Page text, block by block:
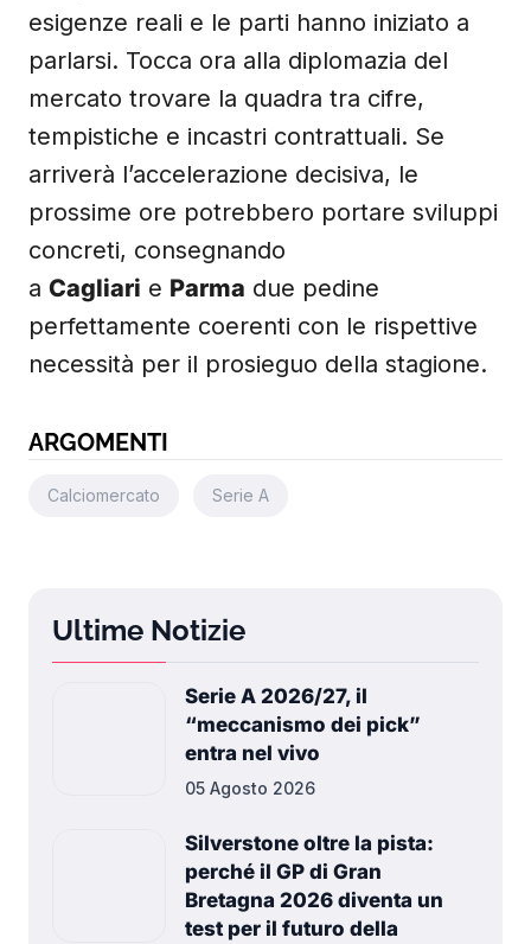
esigenze reali e le parti hanno iniziato a
parlarsi. Tocca ora alla diplomazia del
mercato trovare la quadra tra cifre,
tempistiche e incastri contrattuali. Se
arriverà l’accelerazione decisiva, le
prossime ore potrebbero portare sviluppi
concreti, consegnando
a Cagliari e Parma due pedine
perfettamente coerenti con le rispettive
necessità per il prosieguo della stagione.
ARGOMENTI
Calciomercato Serie A
Ultime Notizie
Serie A 2026/27, il
“meccanismo dei pick”
entra nel vivo
05 Agosto 2026
Silverstone oltre la pista:
perché il GP di Gran
Bretagna 2026 diventa un
test per il futuro della